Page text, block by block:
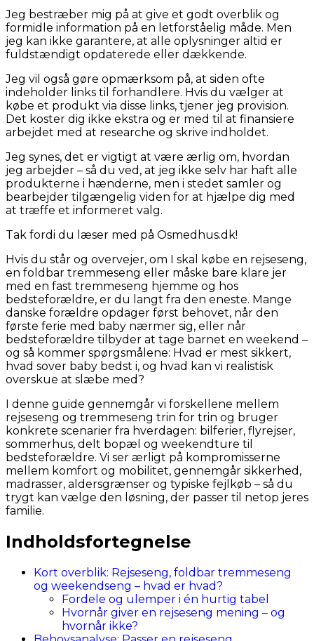
Jeg bestræber mig på at give et godt overblik og
formidle information på en letforståelig måde. Men
jeg kan ikke garantere, at alle oplysninger altid er
fuldstændigt opdaterede eller dækkende.
Jeg vil også gøre opmærksom på, at siden ofte
indeholder links til forhandlere. Hvis du vælger at
købe et produkt via disse links, tjener jeg provision.
Det koster dig ikke ekstra og er med til at finansiere
arbejdet med at researche og skrive indholdet.
Jeg synes, det er vigtigt at være ærlig om, hvordan
jeg arbejder – så du ved, at jeg ikke selv har haft alle
produkterne i hænderne, men i stedet samler og
bearbejder tilgængelig viden for at hjælpe dig med
at træffe et informeret valg.
Tak fordi du læser med på Osmedhus.dk!
Hvis du står og overvejer, om I skal købe en rejseseng,
en foldbar tremmeseng eller måske bare klare jer
med en fast tremmeseng hjemme og hos
bedsteforældre, er du langt fra den eneste. Mange
danske forældre opdager først behovet, når den
første ferie med baby nærmer sig, eller når
bedsteforældre tilbyder at tage barnet en weekend –
og så kommer spørgsmålene: Hvad er mest sikkert,
hvad sover baby bedst i, og hvad kan vi realistisk
overskue at slæbe med?
I denne guide gennemgår vi forskellene mellem
rejseseng og tremmeseng trin for trin og bruger
konkrete scenarier fra hverdagen: bilferier, flyrejser,
sommerhus, delt bopæl og weekendture til
bedsteforældre. Vi ser ærligt på kompromisserne
mellem komfort og mobilitet, gennemgår sikkerhed,
madrasser, aldersgrænser og typiske fejlkøb – så du
trygt kan vælge den løsning, der passer til netop jeres
familie.
Indholdsfortegnelse
Kort overblik: Rejseseng, foldbar tremmeseng
og weekendseng – hvad er hvad?
Fordele og ulemper i én hurtig tabel
Hvornår giver en rejseseng mening – og
hvornår ikke?